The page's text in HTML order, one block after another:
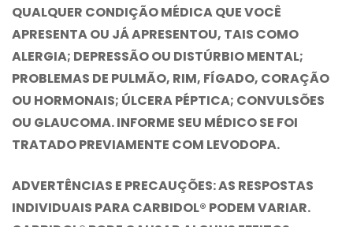
QUALQUER CONDIÇÃO MÉDICA QUE VOCÊ
APRESENTA OU JÁ APRESENTOU, TAIS COMO
ALERGIA; DEPRESSÃO OU DISTÚRBIO MENTAL;
PROBLEMAS DE PULMÃO, RIM, FÍGADO, CORAÇÃO
OU HORMONAIS; ÚLCERA PÉPTICA; CONVULSÕES
OU GLAUCOMA. INFORME SEU MÉDICO SE FOI
TRATADO PREVIAMENTE COM LEVODOPA.
ADVERTÊNCIAS E PRECAUÇÕES:AS RESPOSTAS
INDIVIDUAIS PARA CARBIDOL® PODEM VARIAR.